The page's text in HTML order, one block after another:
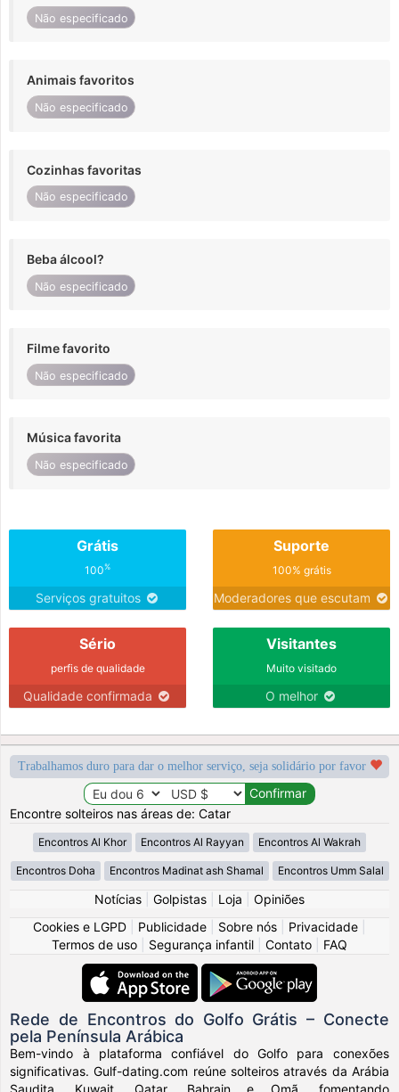
Não especificado
Animais favoritos
Não especificado
Cozinhas favoritas
Não especificado
Beba álcool?
Não especificado
Filme favorito
Não especificado
Música favorita
Não especificado
Grátis
100%
Serviços gratuitos
Suporte
100% grátis
Moderadores que escutam
Sério
perfis de qualidade
Qualidade confirmada
Visitantes
Muito visitado
O melhor
Trabalhamos duro para dar o melhor serviço, seja solidário por favor
Encontre solteiros nas áreas de: Catar
Encontros Al Khor Encontros Al Rayyan Encontros Al Wakrah
Encontros Doha Encontros Madinat ash Shamal Encontros Umm Salal
Notícias Golpistas Loja
Opiniões
Cookies e LGPD
Publicidade Sobre nós Privacidade
Termos de uso
Segurança infantil Contato FAQ
Rede de Encontros do Golfo Grátis – Conecte
pela Península Arábica
Bem-vindo à plataforma confiável do Golfo para conexões
significativas. Gulf-dating.com reúne solteiros através da Arábia
Saudita, Kuwait, Qatar, Bahrain e Omã, fomentando